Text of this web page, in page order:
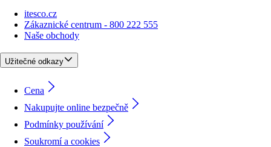
itesco.cz
Zákaznické centrum - 800 222 555
Naše obchody
Užitečné odkazy
Cena
Nakupujte online bezpečně
Podmínky používání
Soukromí a cookies